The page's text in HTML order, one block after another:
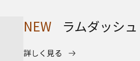
NEW ラムダッシ
詳しく見る